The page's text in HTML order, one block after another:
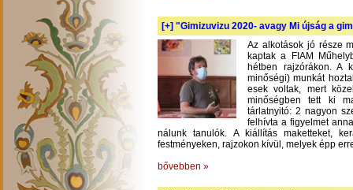
[+] "Gimizuvizu 2020- avagy Mi újság a
Az alkotások jó része
kaptak a FIAM
hétben rajzórákon. A
minőségi) munkát
esek voltak, mert
minőségben tett ki
tárlatnyitó: 2 nagyon
felhívta a figyelmet
nálunk tanulók. A kiállítás maketteket,
festményeken, rajzokon kívül, melyek épp
bővebben »